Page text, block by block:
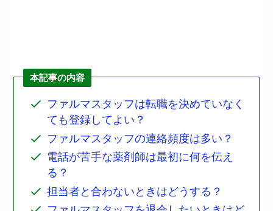
本記事の内容
ファルマスタッフは転職を決めていなく
ても登録してよい？
ファルマスタッフの連絡頻度は多い？
電話が苦手な薬剤師は最初に何を伝え
る？
担当者と合わないときはどうする？